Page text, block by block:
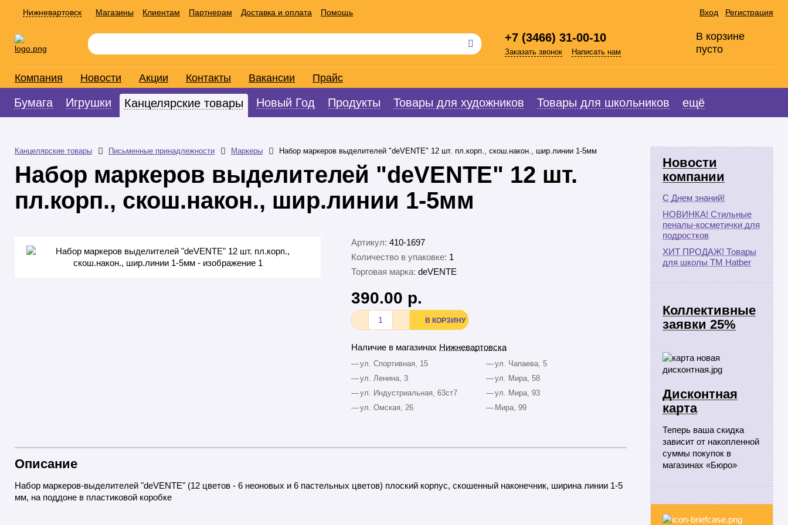
Вход Регистрация
Нижневартовск Магазины Клиентам Партнерам Доставка и оплата Помощь
+7 (3466) 31-00-10
Заказать звонок Написать нам
В корзине
пусто
Компания Новости Акции Контакты Вакансии Прайс
Бумага Игрушки Канцелярские товары Новый Год Продукты Товары для художников Товары для школьников ещё
Новости
компании
С Днем знаний!
НОВИНКА! Стильные
пеналы-косметички для
подростков
ХИТ ПРОДАЖ! Товары
для школы ТМ Hatber
Коллективные
заявки 25%
Дисконтная
карта
Теперь ваша скидка
зависит от накопленной
суммы покупок в
магазинах «Бюро»
Канцелярские товары Письменные принадлежности Маркеры Набор маркеров выделителей "deVENTE" 12 шт. пл.корп., скош.након., шир.линии 1-5мм
Набор маркеров выделителей "deVENTE" 12 шт.
пл.корп., скош.након., шир.линии 1-5мм
Артикул: 410-1697
Количество в упаковке: 1
Торговая марка: deVENTE
390.00 р.
В КОРЗИНУ
Наличие в магазинах Нижневартовска
—ул. Спортивная, 15 —ул. Чапаева, 5
—ул. Ленина, 3 —ул. Мира, 58
—ул. Индустриальная, 63ст7 —ул. Мира, 93
—ул. Омская, 26 — Мира, 99
Описание
Набор маркеров-выделителей "deVENTE" (12 цветов - 6 неоновых и 6 пастельных цветов) плоский корпус, скошенный наконечник, ширина линии 1-5
мм, на поддоне в пластиковой коробке